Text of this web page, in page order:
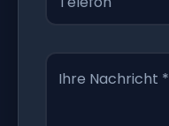
Ihre Nachricht *